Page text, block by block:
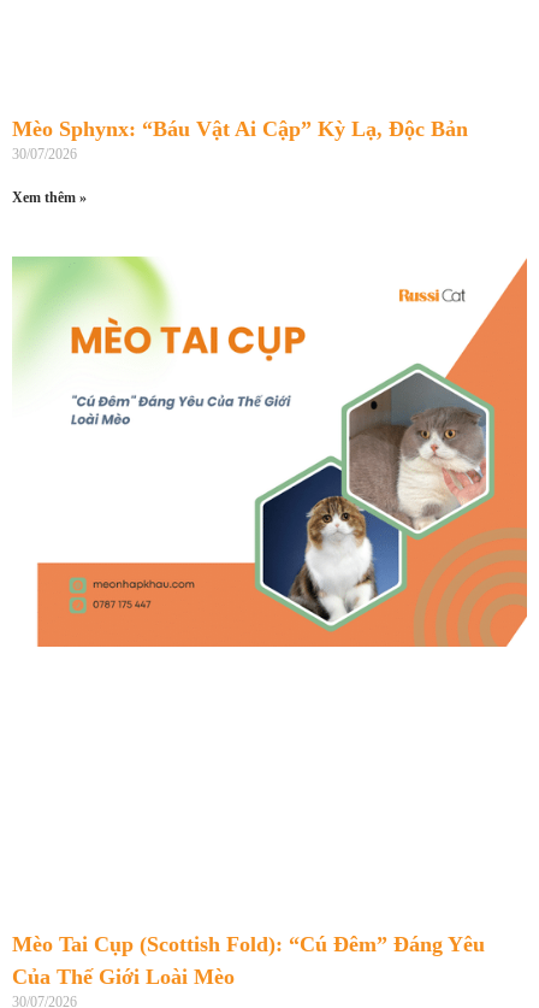
Mèo Sphynx: “Báu Vật Ai Cập” Kỳ Lạ, Độc Bản
30/07/2026
Xem thêm »
Mèo Tai Cụp (Scottish Fold): “Cú Đêm” Đáng Yêu
Của Thế Giới Loài Mèo
30/07/2026